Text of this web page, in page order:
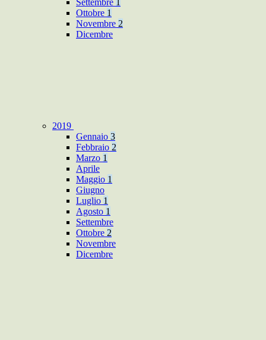
Settembre
Ottobre 1
Novembre 2
Dicembre
2019
Gennaio 3
Febbraio 2
Marzo 1
Aprile
Maggio 1
Giugno
Luglio 1
Agosto 1
Settembre
Ottobre 2
Novembre
Dicembre